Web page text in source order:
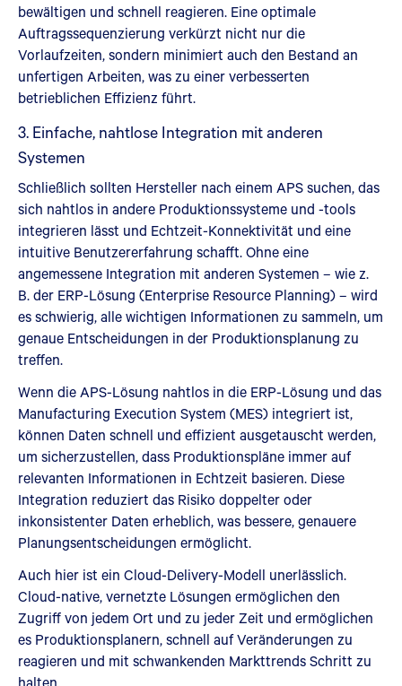
bewältigen und schnell reagieren. Eine optimale
Auftragssequenzierung verkürzt nicht nur die
Vorlaufzeiten, sondern minimiert auch den Bestand an
unfertigen Arbeiten, was zu einer verbesserten
betrieblichen Effizienz führt.
3. Einfache, nahtlose Integration mit anderen
Systemen
Schließlich sollten Hersteller nach einem APS suchen, das
sich nahtlos in andere Produktionssysteme und -tools
integrieren lässt und Echtzeit-Konnektivität und eine
intuitive Benutzererfahrung schafft. Ohne eine
angemessene Integration mit anderen Systemen – wie z.
B. der ERP-Lösung (Enterprise Resource Planning) – wird
es schwierig, alle wichtigen Informationen zu sammeln, um
genaue Entscheidungen in der Produktionsplanung zu
treffen.
Wenn die APS-Lösung nahtlos in die ERP-Lösung und das
Manufacturing Execution System (MES) integriert ist,
können Daten schnell und effizient ausgetauscht werden,
um sicherzustellen, dass Produktionspläne immer auf
relevanten Informationen in Echtzeit basieren. Diese
Integration reduziert das Risiko doppelter oder
inkonsistenter Daten erheblich, was bessere, genauere
Planungsentscheidungen ermöglicht.
Auch hier ist ein Cloud-Delivery-Modell unerlässlich.
Cloud-native, vernetzte Lösungen ermöglichen den
Zugriff von jedem Ort und zu jeder Zeit und ermöglichen
es Produktionsplanern, schnell auf Veränderungen zu
reagieren und mit schwankenden Markttrends Schritt zu
halten.